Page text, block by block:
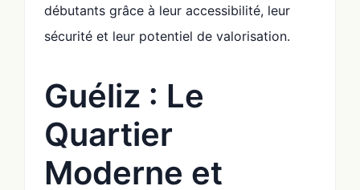
débutants grâce à leur accessibilité, leur
sécurité et leur potentiel de valorisation.
Guéliz : Le
Quartier
Moderne et